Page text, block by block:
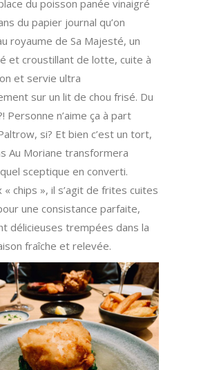
du poisson panée vinaigré
du papier journal qu’on
royaume de Sa Majesté, un
et croustillant de lotte, cuite à
et servie ultra
sur un lit de chou frisé. Du
Personne n’aime ça à part
si? Et bien c’est un tort,
Au Moriane transformera
sceptique en converti.
« chips », il s’agit de frites cuites
une consistance parfaite,
délicieuses trempées dans la
fraîche et relevée.